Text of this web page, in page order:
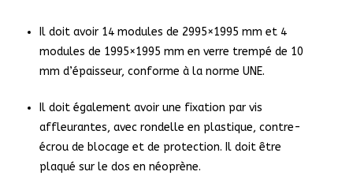
Il doit avoir 14 modules de 2995×1995 mm et 4
modules de 1995×1995 mm en verre trempé de 10
mm d’épaisseur, conforme à la norme UNE.
Il doit également avoir une fixation par vis
affleurantes, avec rondelle en plastique, contre-
écrou de blocage et de protection. Il doit être
plaqué sur le dos en néoprène.